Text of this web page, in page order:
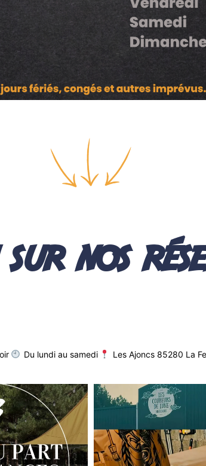
nos
Du lundi au samedi Les Ajoncs 85280 La